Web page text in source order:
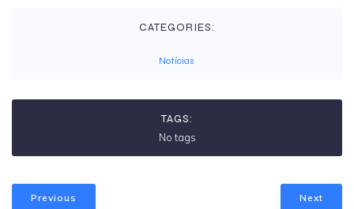
CATEGORIES:
Notícias
TAGS:
No tags
Previous Next